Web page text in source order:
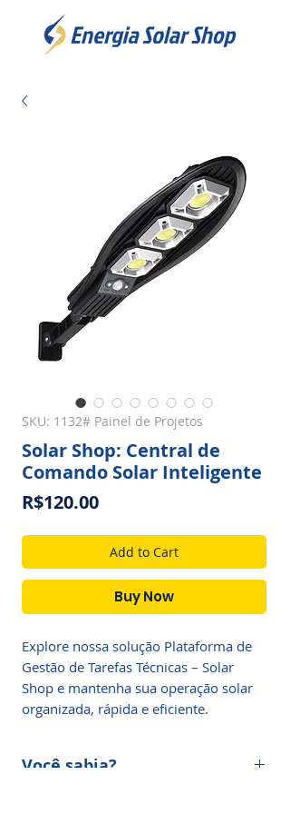
SKU: 1132# Painel de Projetos
Solar Shop: Central de
Comando Solar Inteligente
R$120.00Price
Add to Cart
Buy Now
Explore nossa solução Plataforma de
Gestão de Tarefas Técnicas – Solar
Shop e mantenha sua operação solar
organizada, rápida e eficiente.
Você sabia?